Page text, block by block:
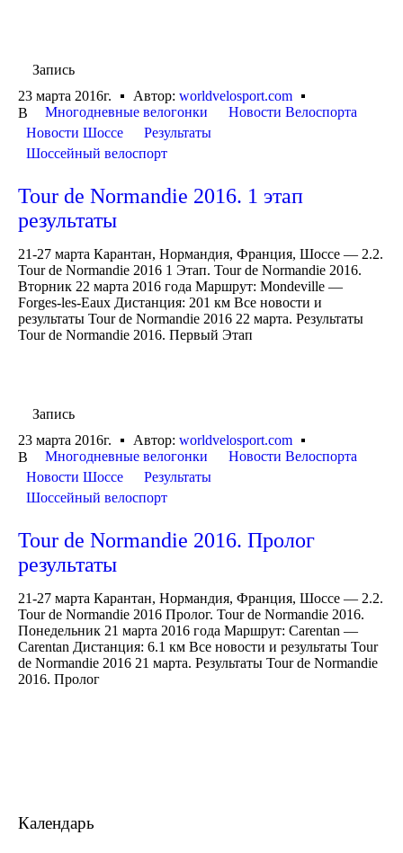
Запись
23 марта 2016г.
Автор: worldvelosport.com
В
Многодневные велогонки
Новости Велоспорта
Новости Шоссе
Результаты
Шоссейный велоспорт
Tour de Normandie 2016. 1 этап
результаты
21-27 марта Карантан, Нормандия, Франция, Шоссе — 2.2.
Tour de Normandie 2016 1 Этап. Tour de Normandie 2016.
Вторник 22 марта 2016 года Маршрут: Mondeville —
Forges-les-Eaux Дистанция: 201 км Все новости и
результаты Tour de Normandie 2016 22 марта. Результаты
Tour de Normandie 2016. Первый Этап
Запись
23 марта 2016г.
Автор: worldvelosport.com
В
Многодневные велогонки
Новости Велоспорта
Новости Шоссе
Результаты
Шоссейный велоспорт
Tour de Normandie 2016. Пролог
результаты
21-27 марта Карантан, Нормандия, Франция, Шоссе — 2.2.
Tour de Normandie 2016 Пролог. Tour de Normandie 2016.
Понедельник 21 марта 2016 года Маршрут: Carentan —
Carentan Дистанция: 6.1 км Все новости и результаты Tour
de Normandie 2016 21 марта. Результаты Tour de Normandie
2016. Пролог
Календарь